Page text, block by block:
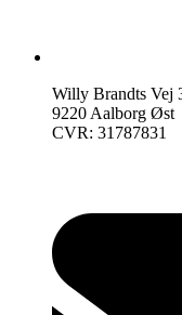
Willy Brandts Vej
9220 Aalborg Øst
CVR: 31787831